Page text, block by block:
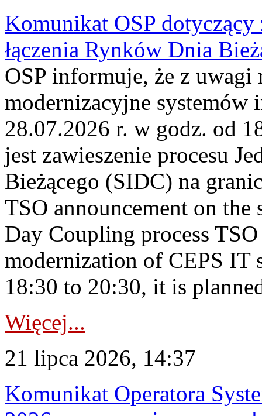
Komunikat OSP dotyczący
łączenia Rynków Dnia
OSP informuje, że z uwagi
modernizacyjne
28.07.2026 r. w godz. od
jest zawieszenie procesu
Bieżącego (SIDC) na
TSO announcement on
Day Coupling process
modernization of CEPS IT
18:30 to 20:30, it is
Więcej...
21 lipca 2026, 14:37
Komunikat Operatora